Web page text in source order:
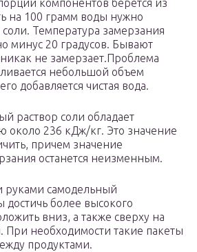
компонентов берется из
на 100 грамм воды нужно
Температура замерзания
минус 20 градусов. Бывают
никак не замерзает.Проблема
небольшой объем
добавляется чистая вода.
раствор соли обладает
около 236 кДж/кг. Это значение
причем значение
останется неизменным.
руками самодельный
достичь более высокого
вниз, а также сверху на
При необходимости такие пакеты
продуктами.